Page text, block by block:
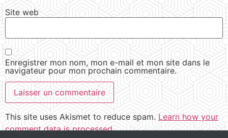
Site web
Enregistrer mon nom, mon e-mail et mon site dans le
navigateur pour mon prochain commentaire.
This site uses Akismet to reduce spam. Learn how your
comment data is processed.